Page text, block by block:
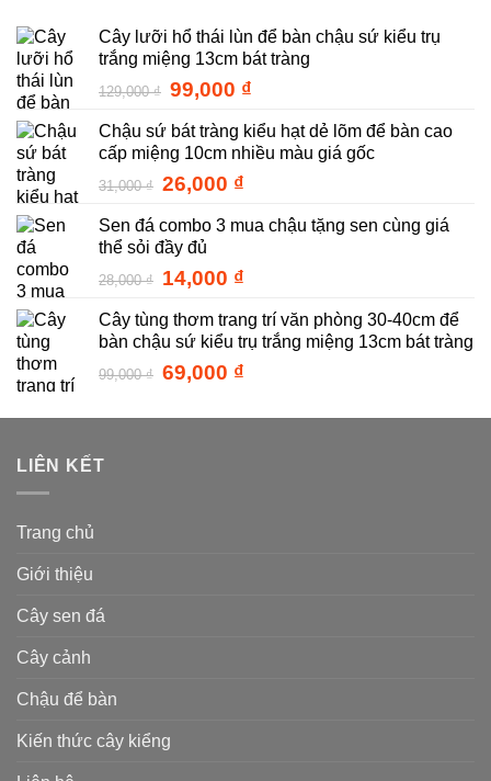
Cây lưỡi hổ thái lùn để bàn chậu sứ kiểu trụ
trắng miệng 13cm bát tràng
129,000₫ Giá
là:
129,000 ₫.
99,000 ₫Giá
tại
là:
Chậu sứ bát tràng kiểu hạt dẻ lõm để bàn cao
cấp miệng 10cm nhiều màu giá gốc
31,000₫ Giá
là:
31,000 ₫.
26,000 ₫Giá
tại
26,000 ₫.
Sen đá combo 3 mua chậu tặng sen cùng giá
thể sỏi đầy đủ
28,000₫ Giá
là:
28,000 ₫.
14,000 ₫Giá
tại
là:
14,000 ₫.
Cây tùng thơm trang trí văn phòng 30-40cm để
bàn chậu sứ kiểu trụ trắng miệng 13cm bát tràng
99,000₫ Giá
là:
69,000 ₫Giá
tại
LIÊN KẾT
Trang chủ
Giới thiệu
Cây sen đá
Cây cảnh
Chậu để bàn
Kiến thức cây kiểng